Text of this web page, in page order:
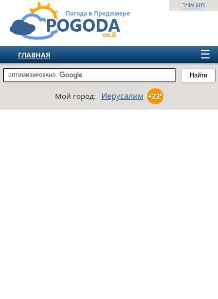
Погода в Преджмере
Найти
מזג אוויר
☰
ГЛАВНАЯ
ИЗРАИЛЬ
ЕВРОПА
Мой город: Иерусалим +23°